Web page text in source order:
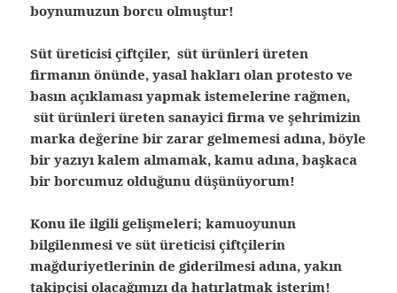
boynumuzun borcu olmuştur!
Süt üreticisi çiftçiler, süt ürünleri üreten
firmanın önünde, yasal hakları olan protesto ve
basın açıklaması yapmak istemelerine rağmen,
süt ürünleri üreten sanayici firma ve şehrimizin
marka değerine bir zarar gelmemesi adına, böyle
bir yazıyı kalem almamak, kamu adına, başkaca
bir borcumuz olduğunu düşünüyorum!
Konu ile ilgili gelişmeleri; kamuoyunun
bilgilenmesi ve süt üreticisi çiftçilerin
mağduriyetlerinin de giderilmesi adına, yakın
takipçisi olacağımızı da hatırlatmak isterim!